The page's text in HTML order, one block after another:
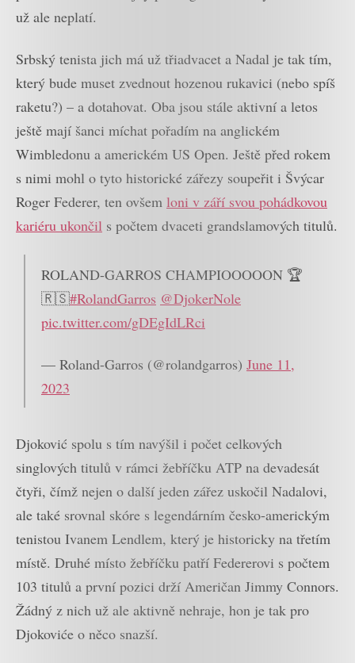
už ale neplatí.
Srbský tenista jich má už třiadvacet a Nadal je tak tím,
který bude muset zvednout hozenou rukavici (nebo spíš
raketu?) – a dotahovat. Oba jsou stále aktivní a letos
ještě mají šanci míchat pořadím na anglickém
Wimbledonu a americkém US Open. Ještě před rokem
s nimi mohl o tyto historické zářezy soupeřit i Švýcar
Roger Federer, ten ovšem loni v září svou pohádkovou
kariéru ukončil s počtem dvaceti grandslamových titulů.
ROLAND-GARROS CHAMPIOOOOON 🏆
🇷🇸#RolandGarros @DjokerNole
pic.twitter.com/gDEgIdLRci
— Roland-Garros (@rolandgarros) June 11,
2023
Djoković spolu s tím navýšil i počet celkových
singlových titulů v rámci žebříčku ATP na devadesát
čtyři, čímž nejen o další jeden zářez uskočil Nadalovi,
ale také srovnal skóre s legendárním česko-americkým
tenistou Ivanem Lendlem, který je historicky na třetím
místě. Druhé místo žebříčku patří Federerovi s počtem
103 titulů a první pozici drží Američan Jimmy Connors.
Žádný z nich už ale aktivně nehraje, hon je tak pro
Djokoviće o něco snazší.